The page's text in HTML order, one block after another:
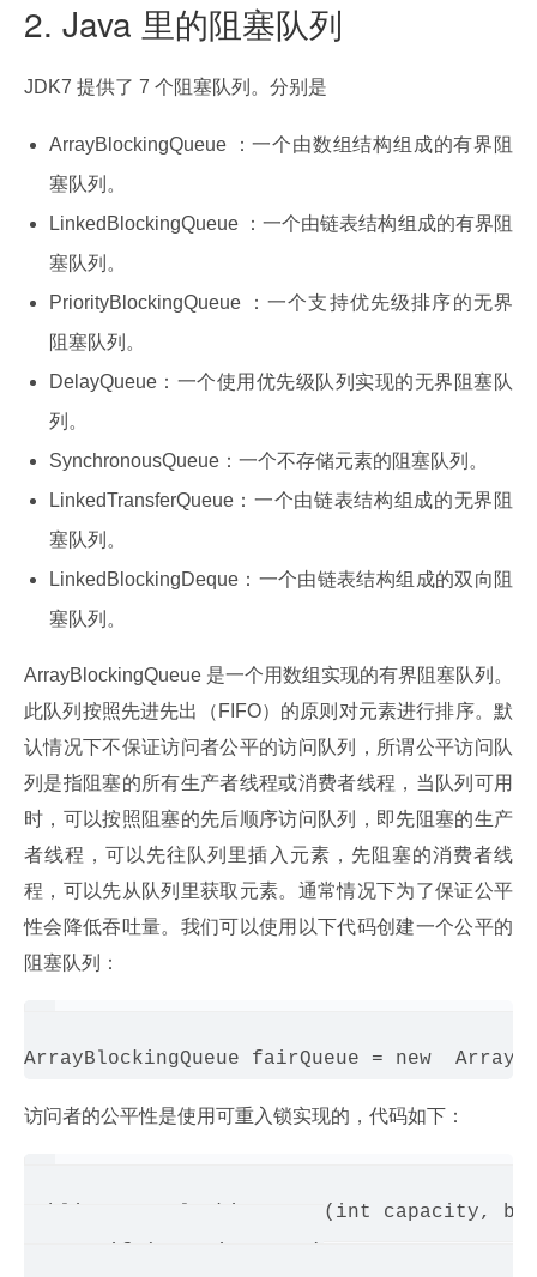
2. Java 里的阻塞队列
JDK7 提供了 7 个阻塞队列。分别是
ArrayBlockingQueue ：一个由数组结构组成的有界阻
塞队列。
LinkedBlockingQueue ：一个由链表结构组成的有界阻
塞队列。
PriorityBlockingQueue ：一个支持优先级排序的无界
阻塞队列。
DelayQueue：一个使用优先级队列实现的无界阻塞队
列。
SynchronousQueue：一个不存储元素的阻塞队列。
LinkedTransferQueue：一个由链表结构组成的无界阻
塞队列。
LinkedBlockingDeque：一个由链表结构组成的双向阻
塞队列。
ArrayBlockingQueue 是一个用数组实现的有界阻塞队列。
此队列按照先进先出（FIFO）的原则对元素进行排序。默
认情况下不保证访问者公平的访问队列，所谓公平访问队
列是指阻塞的所有生产者线程或消费者线程，当队列可用
时，可以按照阻塞的先后顺序访问队列，即先阻塞的生产
者线程，可以先往队列里插入元素，先阻塞的消费者线
程，可以先从队列里获取元素。通常情况下为了保证公平
性会降低吞吐量。我们可以使用以下代码创建一个公平的
阻塞队列：
访问者的公平性是使用可重入锁实现的，代码如下：
public ArrayBlockingQueue(int capacity,